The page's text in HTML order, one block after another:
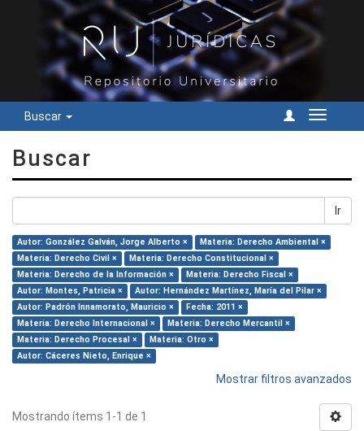
Buscar
Cambiar
Buscar
Ir
Autor: González Galván, Jorge Alberto ×
Materia: Derecho Ambiental ×
Materia: Derecho Civil ×
Materia: Derecho Constitucional ×
Materia: Derecho de la Información ×
Materia: Derecho Fiscal ×
Autor: Montes, Patricia ×
Autor: Hernández Martínez, María del Pilar ×
Autor: Padrón Innamorato, Mauricio ×
Fecha: 2011 ×
Materia: Derecho Internacional ×
Materia: Derecho Mercantil ×
Materia: Derecho Procesal ×
Materia: Otro ×
Autor: Cáceres Nieto, Enrique ×
Mostrar filtros avanzados
Mostrando ítems 1-1 de 1